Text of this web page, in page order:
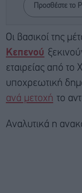
Προσθέστε το
Οι βασικοί της
Κεπενού
εταιρείας από το
υποχρεωτική
ανά μετοχή το
Αναλυτικά η